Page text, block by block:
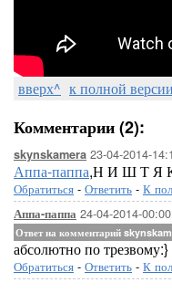
вверх^ к полной версии
Комментарии (2):
skynskamera 23-04-2014-
Аппа-паппа,Н И Ш Т Я К
Обратиться - Ответить - К
Аппа-паппа 24-04-2014-00:00
Ответ на комментарий
абсолютно по трезвому:}
Обратиться - Ответить - К